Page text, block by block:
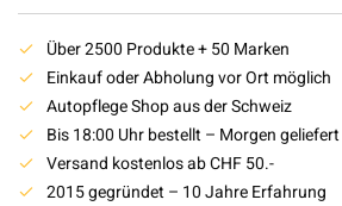
Über 2500 Produkte + 50 Marken
Einkauf oder Abholung vor Ort möglich
Autopflege Shop aus der Schweiz
Bis 18:00 Uhr bestellt – Morgen geliefert
Versand kostenlos ab CHF 50.-
2015 gegründet – 10 Jahre Erfahrung